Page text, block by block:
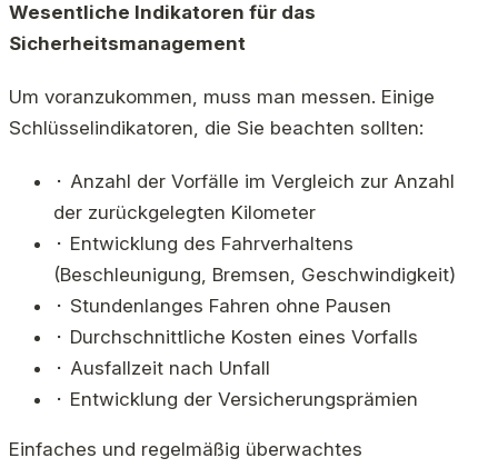
Wesentliche Indikatoren für das
Sicherheitsmanagement
Um voranzukommen, muss man messen. Einige
Schlüsselindikatoren, die Sie beachten sollten:
⬝ Anzahl der Vorfälle im Vergleich zur Anzahl
der zurückgelegten Kilometer
⬝ Entwicklung des Fahrverhaltens
(Beschleunigung, Bremsen, Geschwindigkeit)
⬝ Stundenlanges Fahren ohne Pausen
⬝ Durchschnittliche Kosten eines Vorfalls
⬝ Ausfallzeit nach Unfall
⬝ Entwicklung der Versicherungsprämien
Einfaches und regelmäßig überwachtes